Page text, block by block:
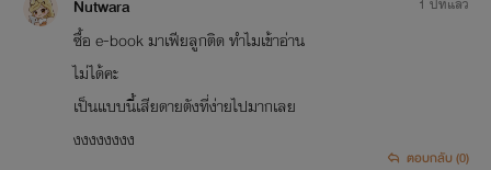
Nutwara
ซื้อ e-book มาเฟียลูกติด ทำไมเข้าอ่าน
ไม่ได้คะ
เป็นแบบนี้เสียดายตังที่ง่ายไปมากเลย
งงงงงงงง
1 ปีที่แล้ว
ตอบกลับ (0)